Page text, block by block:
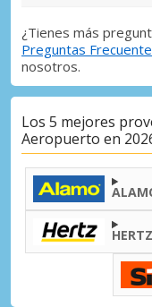
¿Tienes más
Preguntas
nosotros.
Los 5 mejores
Aeropuerto en
HERTZ